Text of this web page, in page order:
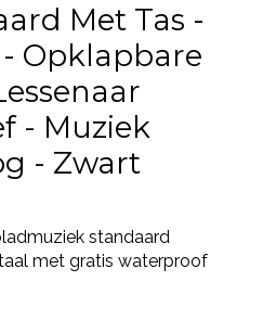
Met Tas -
Opklapbare
- Muziek
- Zwart
standaard
met gratis waterproof